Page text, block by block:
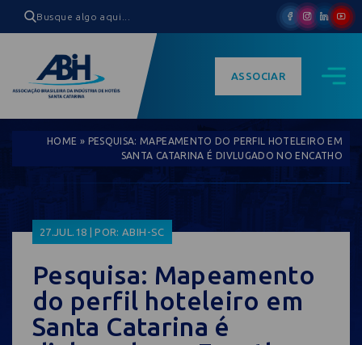
ASSOCIAR
HOME » PESQUISA: MAPEAMENTO DO PERFIL HOTELEIRO EM
SANTA CATARINA É DIVLUGADO NO ENCATHO
27.JUL.18 | POR: ABIH-SC
Pesquisa: Mapeamento
do perfil hoteleiro em
Santa Catarina é